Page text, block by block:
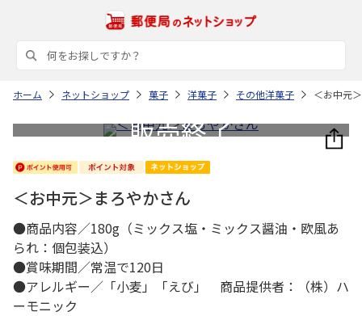
ホーム ネットショップ 菓子 洋菓子 その他洋菓子 ＜お中元
＜お中元＞まろやかさん
●商品内容／180g（ミックス塩・ミックス醤油・欧風あ
られ：個包装込）
●賞味期間／常温で120日
●アレルギー／「小麦」「えび」 商品提供者：（株）ハ
ーモニック